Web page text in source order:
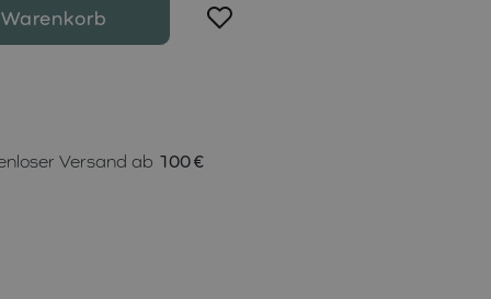
Versand ab 100 €